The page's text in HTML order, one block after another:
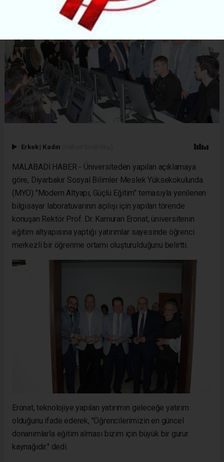
Erkek | Kadın
MALABADİ HABER - Üniversiteden yapılan açıklamaya
göre, Diyarbakır Sosyal Bilimler Meslek Yüksekokulunda
(MYO) "Modern Altyapı, Güçlü Eğitim" temasıyla yenilenen
bilgisayar laboratuvarının açılışı için yapılan törende
konuşan Rektör Prof. Dr. Kamuran Eronat, üniversitenin
eğitim altyapısına yaptığı yatırımlar sayesinde öğrenci
merkezli bir öğrenme ortamı oluşturulduğunu belirtti.
Eronat, teknolojiye yapılan yatırımın geleceğe yatırım
olduğunu ifade ederek, "Öğrencilerimizin en güncel
donanımlarla eğitim alması bizim için büyük bir gurur
kaynağıdır." dedi.